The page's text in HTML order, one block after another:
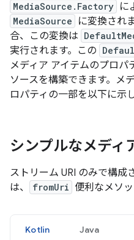
MediaSource.Factory に
MediaSource に変換されま
合、この変換は
実行されます。この
メディア アイテムのプロパ
ソースを構築できます。メ
ロパティの一部を以下に示し
シンプルなメディ
ストリーム URI のみで構成
は、
fromUri 便利なメソ
Kotlin Java